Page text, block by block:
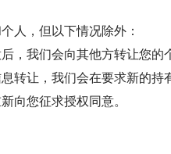
人，但以下情况除外：
，我们会向其他方转让您的
转让，我们会在要求新的
向您征求授权同意。